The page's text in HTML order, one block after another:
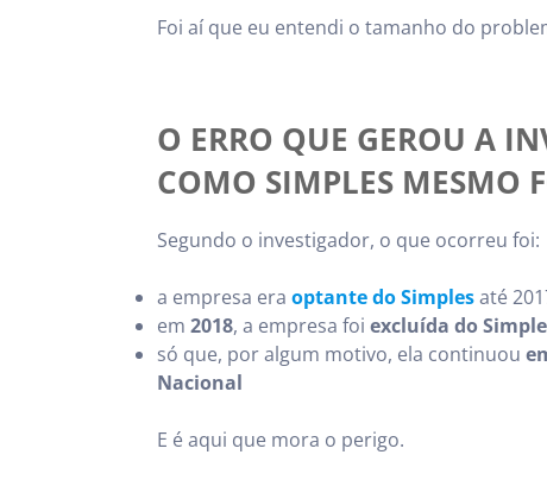
Foi aí que eu entendi o tamanho do
O ERRO QUE GEROU A
COMO SIMPLES MESMO
Segundo o investigador, o que ocorreu foi:
a empresa era optante do Simplesaté
em 2018, a empresa foi excluída do
só que, por algum motivo, ela continuou
Nacional
E é aqui que mora o perigo.